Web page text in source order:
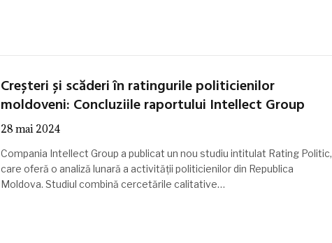
Creșteri și scăderi în ratingurile politicienilor
moldoveni: Concluziile raportului Intellect Group
28 mai 2024
Compania Intellect Group a publicat un nou studiu intitulat Rating Politic,
care oferă o analiză lunară a activității politicienilor din Republica
Moldova. Studiul combină cercetările calitative…